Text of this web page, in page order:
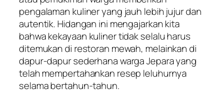
pengalaman kuliner yang jauh lebih jujur dan
autentik. Hidangan ini mengajarkan kita
bahwa kekayaan kuliner tidak selalu harus
ditemukan di restoran mewah, melainkan di
dapur-dapur sederhana warga Jepara yang
telah mempertahankan resep leluhurnya
selama bertahun-tahun.